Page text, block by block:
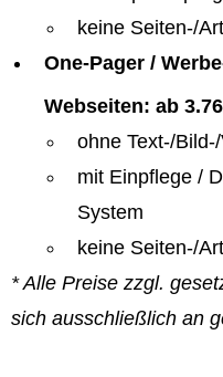
keine Seiten-/
One-Pager /
Webseiten: ab
ohne Text-/
mit Einpflege /
System
keine Seiten-/
* Alle Preise zzgl.
sich ausschließlich an